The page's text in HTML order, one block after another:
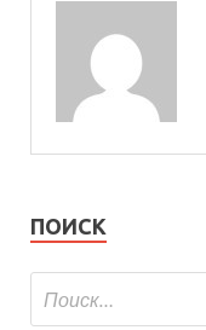
ПОИСК